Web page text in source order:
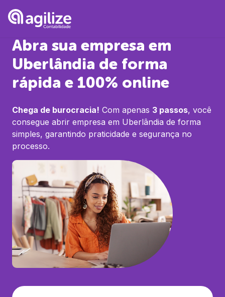
Abra sua empresa em
Uberlândia de forma
rápida e 100% online
Chega de burocracia! Com apenas 3 passos, você
consegue abrir empresa em Uberlândia de forma
simples, garantindo praticidade e segurança no
processo.